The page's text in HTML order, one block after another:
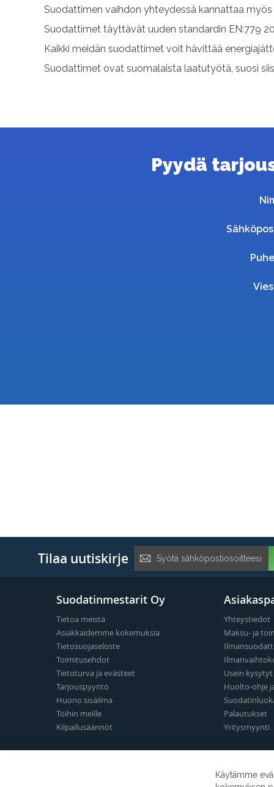
Suodattimen vaihdon yhteydessä kannattaa
Suodattimet täyttävät uuden standardin EN:779
Kaikki meidän suodattimet voit hävittää
Suodattimet ovat suomalaista laatutyötä, suosi
Pyydä
Tilaa uutiskirje
uutiskirje:
Suodatinmestarit Oy
Tietoa meistä
Asiakkaidemme kokemuksia
Tietosuojaseloste
Toimitusehdot
Tietoturva ja evästeet
Tarjouspyyntö
Huono sisäilma
Töihin meille
Kilpailusäännöt
Yhteystiedot
Maksu- ja
Usein
Huolto-ohje
Palautukset
Yritysmyynti
Käytämme